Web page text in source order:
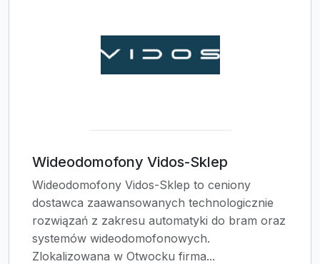
Wideodomofony Vidos-Sklep
Wideodomofony Vidos-Sklep to ceniony
dostawca zaawansowanych technologicznie
rozwiązań z zakresu automatyki do bram oraz
systemów wideodomofonowych.
Zlokalizowana w Otwocku firma...